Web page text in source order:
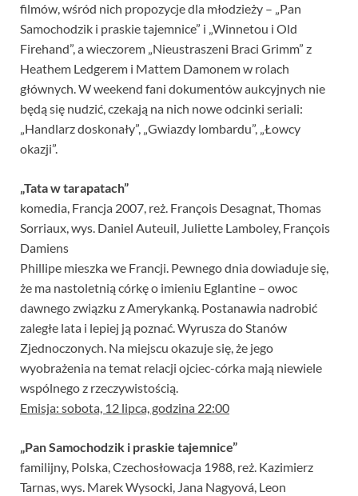
filmów, wśród nich propozycje dla młodzieży – „Pan
Samochodzik i praskie tajemnice” i „Winnetou i Old
Firehand”, a wieczorem „Nieustraszeni Braci Grimm” z
Heathem Ledgerem i Mattem Damonem w rolach
głównych. W weekend fani dokumentów aukcyjnych nie
będą się nudzić, czekają na nich nowe odcinki seriali:
„Handlarz doskonały”, „Gwiazdy lombardu”, „Łowcy
okazji”.
„Tata w tarapatach”
komedia, Francja 2007, reż. François Desagnat, Thomas
Sorriaux, wys. Daniel Auteuil, Juliette Lamboley, François
Damiens
Phillipe mieszka we Francji. Pewnego dnia dowiaduje się,
że ma nastoletnią córkę o imieniu Eglantine – owoc
dawnego związku z Amerykanką. Postanawia nadrobić
zaległe lata i lepiej ją poznać. Wyrusza do Stanów
Zjednoczonych. Na miejscu okazuje się, że jego
wyobrażenia na temat relacji ojciec-córka mają niewiele
wspólnego z rzeczywistością.
Emisja: sobota, 12 lipca, godzina 22:00
„Pan Samochodzik i praskie tajemnice”
familijny, Polska, Czechosłowacja 1988, reż. Kazimierz
Tarnas, wys. Marek Wysocki, Jana Nagyová, Leon